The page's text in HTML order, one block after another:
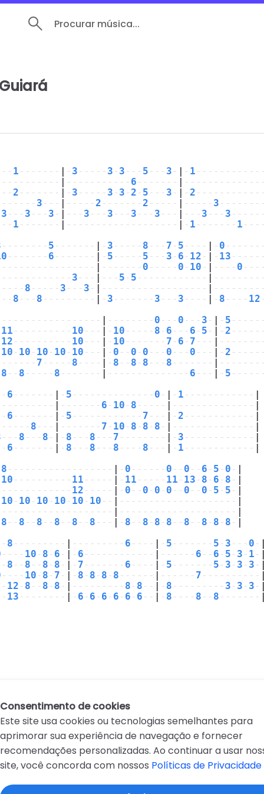
Procurar música...
1 ------- - 3 ----- 3 - 3 --- 5 --- 3 - - 1
----------- 6 -------
2 ------- - 3 ----- 3 - 3 - 2 - 5 --- 3 - - 2
3 --- ----- 2 ------- 2 ----- ----- 3
3 --- 3 --- 3 - --- 3 --- 3 --- 3 --- 3 --- --- 3 --- 3
1 ------- ------------------- - 1 ------- 1
-------- 5 ------- - 3 ----- 8 --- 7 - 5 ---- - 0
------- 6 ------- - 5 ----- 5 --- 3 - 6 - 12 - - 13
------- 0 ----- 0 - 10 - ---- 0
3 --- --- 5 - 5 ------------
8 ----- 3 --- 3 - ------------------
8 --- 8 --------- - 3 ------- 3 --- 3 ---- - 8 ---- 12
-------- 0 --- 0 --- 3 - - 5
11 ---------- 10 --- - 10 ----- 8 - 6 --- 6 - 5 - - 2
12 ---------- 10 --- - 10 ------- 7 - 6 - 7 ---
10 - 10 - 10 - 10 - 10 --- - 0 -- 0 - 0 --- 0 --- 0 --- - 2
7 ----- 8 ---- - 8 -- 8 - 8 --- 8 -------
8 -- 8 ----- 8 ------- -------------- 6 --- - 5
6 ------- - 5 -------------- 0 - - 1 ------------
------- 6 - 10 - 8 ----- --------------
6 ------- - 5 ------------ 7 --- - 2 ------------
8 --- ------- 7 - 10 - 8 - 8 - 8 - --------------
--- 8 --- 8 - - 8 --- 8 --- 7 -------- - 3 ------------
6 ------- - 8 --- 8 --- 8 ---- 8 --- - 1 ------------
8 ------------------ - 0 ------ 0 -- 0 -- 6 - 5 - 0 -
10 ---------- 11 ----- - 11 ----- 11 - 13 - 8 - 6 - 8 -
12 ----- - 0 -- 0 - 0 - 0 -- 0 -- 0 - 5 - 5 -
10 - 10 - 10 - 10 - 10 - 10 -- --------------------
--------------------
8 -- 8 -- 8 -- 8 -- 8 -- 8 --- - 8 -- 8 - 8 - 8 -- 8 -- 8 - 8 - 8 -
8 --------- --------- 6 ---- - 5 ------- 5 - 3 --- 0 -
---- 10 - 8 - 6 - - 6 ------------ ------ 6 -- 6 - 5 - 3 - 1 -
8 -- 8 -- 8 - 8 - - 7 ------- 6 ---- - 5 ------- 5 - 3 - 3 - 3 -
---- 10 - 8 - 7 - - 8 - 8 - 8 - 8 ------ ------ 7 ----------
12 - 8 -- 8 - 8 - --------- 8 - 8 -- - 8 --------- 3 - 3 - 3 -
13 -------- - 6 - 6 - 6 - 6 - 6 - 6 -- - 8 ---- 8 -- 8 -------
D E F G H I J K L M N O P Q R
Consentimento de cookies
Este site usa cookies ou tecnologias semelhantes para
aprimorar sua experiência de navegação e fornecer
recomendações personalizadas. Ao continuar a usar
site, você concorda com nossos Políticas de Privacidade